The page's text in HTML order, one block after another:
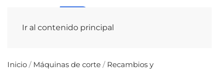
Ir al contenido principal
Inicio / Máquinas de corte / Recambios y